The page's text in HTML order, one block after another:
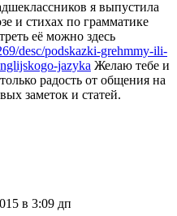
я выпустила
и стихах по грамматике
её можно здесь
desc/podskazki-grehmmy-ili-
jazyka Желаю тебе и
радость от общения на
заметок и статей.
в 3:09 дп